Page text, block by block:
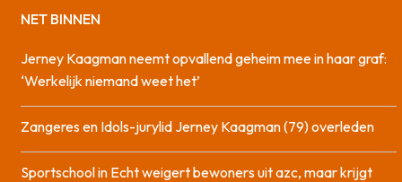
NET BINNEN
Jerney Kaagman neemt opvallend geheim mee in haar graf:
‘Werkelijk niemand weet het’
Zangeres en Idols-jurylid Jerney Kaagman (79) overleden
Sportschool in Echt weigert bewoners uit azc, maar krijgt